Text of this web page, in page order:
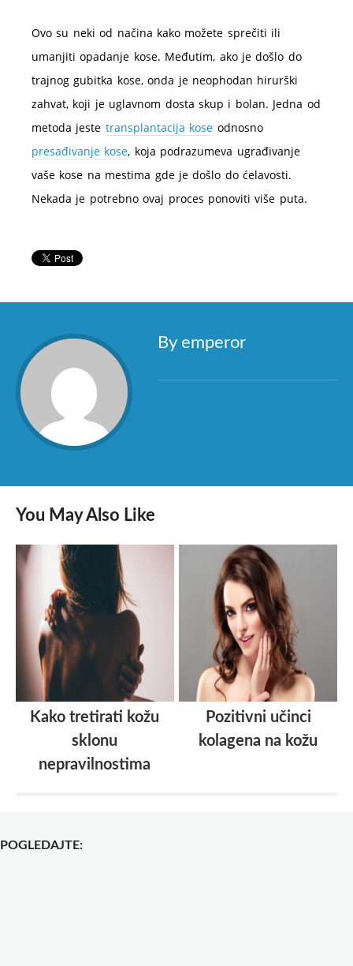
Ovo su neki od načina kako možete sprečiti ili
umanjiti opadanje kose. Međutim, ako je došlo do
trajnog gubitka kose, onda je neophodan hirurški
zahvat, koji je uglavnom dosta skup i bolan. Jedna od
metoda jeste transplantacija kose odnosno
presađivanje kose, koja podrazumeva ugrađivanje
vaše kose na mestima gde je došlo do ćelavosti.
Nekada je potrebno ovaj proces ponoviti više puta.
By emperor
You May Also Like
Kako tretirati kožu
sklonu
nepravilnostima
Pozitivni učinci
kolagena na kožu
POGLEDAJTE: